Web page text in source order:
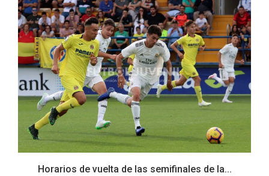
Horarios de vuelta de las semifinales de la...